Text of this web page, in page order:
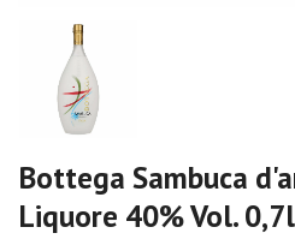
Bottega Sambuca
Liquore 40% Vol. 0,7l